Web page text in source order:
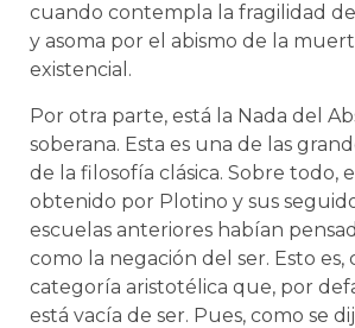
cuando contempla la fragilidad
y asoma por el abismo de la
existencial.
Por otra parte, está la Nada del
soberana. Esta es una de las
de la filosofía clásica. Sobre todo,
obtenido por Plotino y sus
escuelas anteriores habían
como la negación del ser. Esto es,
categoría aristotélica que, por
está vacía de ser. Pues, como se